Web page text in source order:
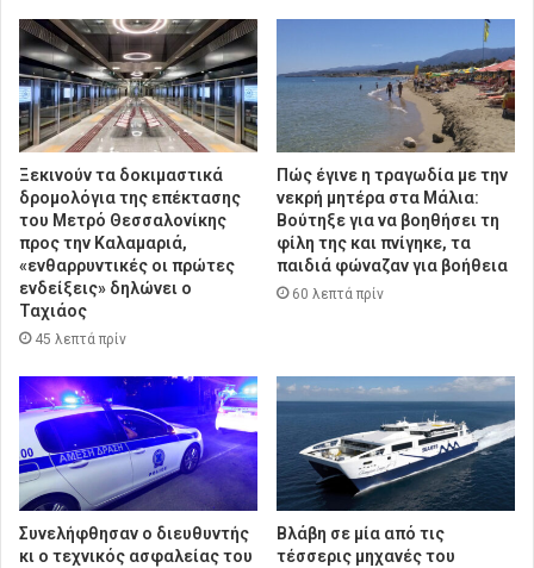
Ξεκινούν τα δοκιμαστικά
δρομολόγια της επέκτασης
του Μετρό Θεσσαλονίκης
προς την Καλαμαριά,
«ενθαρρυντικές οι πρώτες
ενδείξεις» δηλώνει ο
Ταχιάος
45 λεπτά πρίν
Πώς έγινε η τραγωδία με την
νεκρή μητέρα στα Μάλια:
Βούτηξε για να βοηθήσει τη
φίλη της και πνίγηκε, τα
παιδιά φώναζαν για βοήθεια
60 λεπτά πρίν
Συνελήφθησαν ο διευθυντής
κι ο τεχνικός ασφαλείας του
Βλάβη σε μία από τις
τέσσερις μηχανές του